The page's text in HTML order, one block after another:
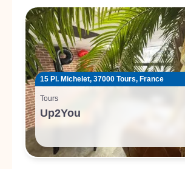
15 Pl. Michelet, 37000 Tours, France
Tours
Up2You